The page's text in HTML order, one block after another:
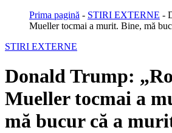
Prima pagină - STIRI EXTERNE -
Mueller tocmai a murit. Bine, mă
STIRI EXTERNE
Donald Trump:
Mueller tocmai a
mă bucur că a